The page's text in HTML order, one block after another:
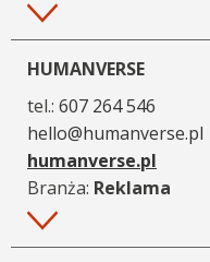
Więcej
HUMANVERSE
tel.: 607 264 546
hello@humanverse.pl
humanverse.pl
Branża: Reklama
Więcej